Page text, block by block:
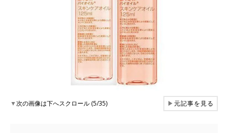
▼次の画像は下へスクロール (5/35) ▶元記事を見る